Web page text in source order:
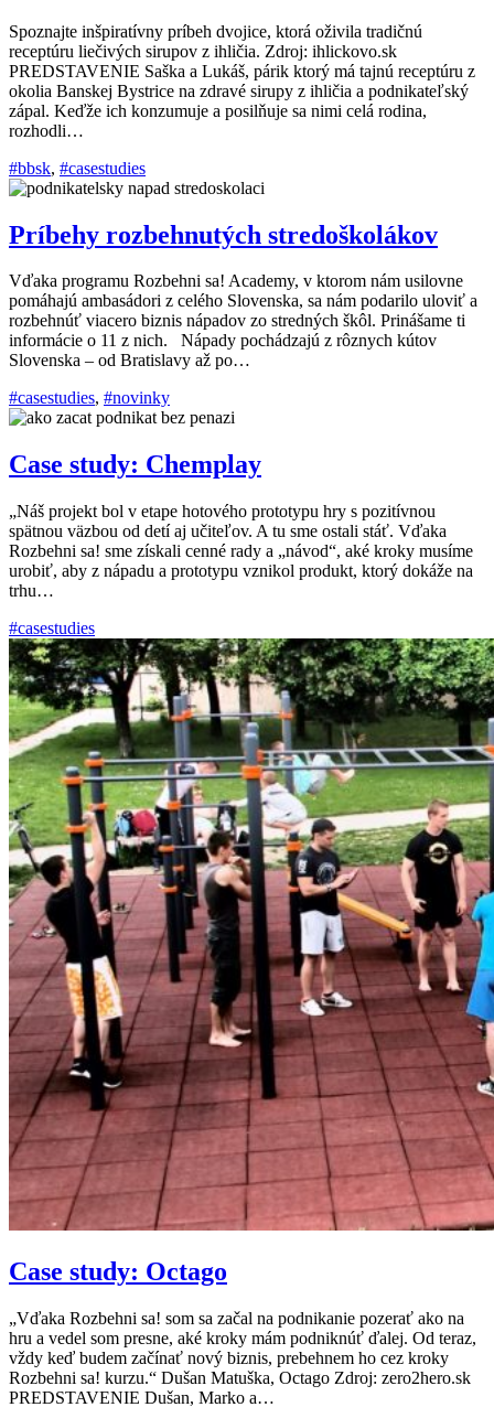
Spoznajte inšpiratívny príbeh dvojice, ktorá oživila tradičnú
receptúru liečivých sirupov z ihličia. Zdroj: ihlickovo.sk
PREDSTAVENIE Saška a Lukáš, párik ktorý má tajnú receptúru z
okolia Banskej Bystrice na zdravé sirupy z ihličia a podnikateľský
zápal. Keďže ich konzumuje a posilňuje sa nimi celá rodina,
rozhodli…
#bbsk, #casestudies
Príbehy rozbehnutých stredoškolákov
Vďaka programu Rozbehni sa! Academy, v ktorom nám usilovne
pomáhajú ambasádori z celého Slovenska, sa nám podarilo uloviť a
rozbehnúť viacero biznis nápadov zo stredných škôl. Prinášame ti
informácie o 11 z nich. Nápady pochádzajú z rôznych kútov
Slovenska – od Bratislavy až po…
#casestudies, #novinky
Case study: Chemplay
„Náš projekt bol v etape hotového prototypu hry s pozitívnou
spätnou väzbou od detí aj učiteľov. A tu sme ostali stáť. Vďaka
Rozbehni sa! sme získali cenné rady a „návod“, aké kroky musíme
urobiť, aby z nápadu a prototypu vznikol produkt, ktorý dokáže na
trhu…
#casestudies
Case study: Octago
„Vďaka Rozbehni sa! som sa začal na podnikanie pozerať ako na
hru a vedel som presne, aké kroky mám podniknúť ďalej. Od teraz,
vždy keď budem začínať nový biznis, prebehnem ho cez kroky
Rozbehni sa! kurzu.“ Dušan Matuška, Octago Zdroj: zero2hero.sk
PREDSTAVENIE Dušan, Marko a…